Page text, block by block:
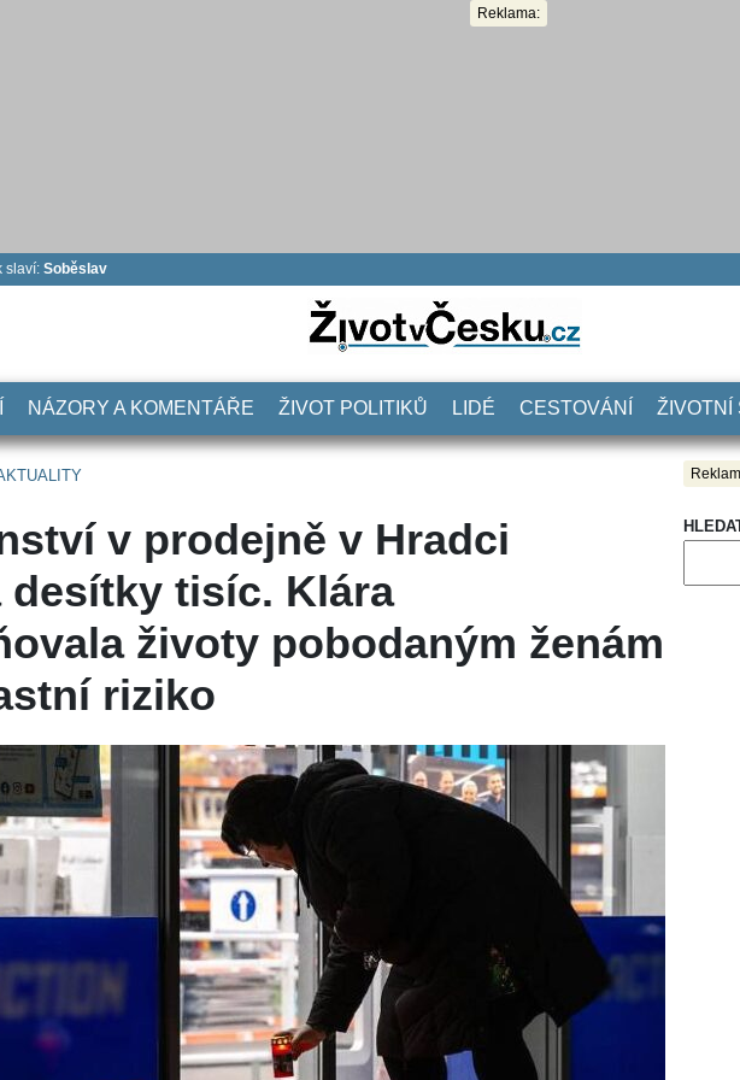
Reklama:
slaví: Soběslav
NÁZORY A KOMENTÁŘE ŽIVOT POLITIKŮ LIDÉ CESTOVÁNÍ ŽIVOTNÍ
v prodejně v Hradci
desítky tisíc. Klára
životy pobodaným ženám
riziko